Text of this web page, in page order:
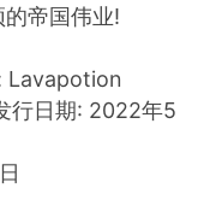
屋
帝国伟业!
Lavapotion
行日期: 2022年5